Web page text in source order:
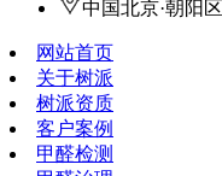
中国北京·朝阳区
网站首页
关于树派
树派资质
客户案例
甲醛检测